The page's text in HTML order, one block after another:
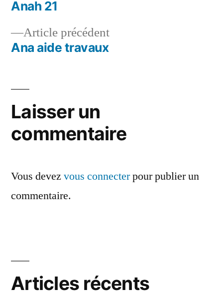
Navigation
deArticle précédentArticle
Ana aide travaux
Anah 21
Laisser un
commentaire
Vous devez vous connecterpour publier un
commentaire.
Articles récents